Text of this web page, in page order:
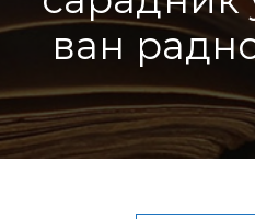
ван